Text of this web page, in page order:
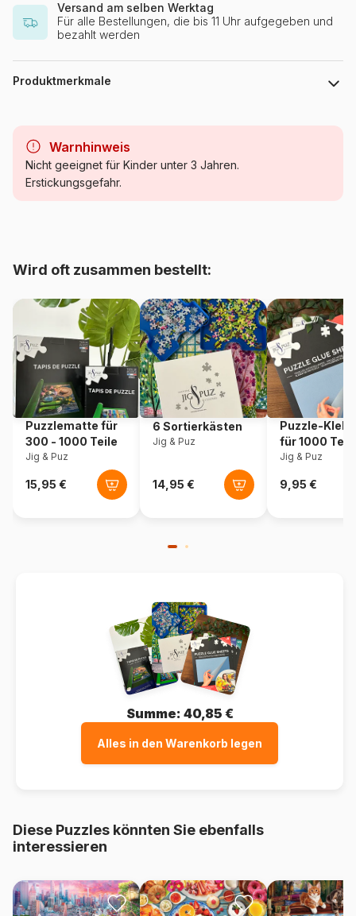
Versand am selben Werktag
Für alle Bestellungen, die bis 11 Uhr aufgegeben und
bezahlt werden
Produktmerkmale
Kategorie Puzzle - Auf dem Land
Artikelnummer Eurographics-6000-4570
EAN 628136645706
Teileanzahl 1000 Teile
Maße 67 x 49 cm
Material
Warnhinweis
Nicht geeignet für Kinder unter 3 Jahren.
Erstickungsgefahr.
Wird oft zusammen bestellt:
Puzzlematte für
300 - 1000 Teile
Jig & Puz
6 Sortierkästen
Jig & Puz
Puzzle-
für 1000
Jig & Puz
Summe: 40,85 €
Alles in den Warenkorb legen
Diese Puzzles könnten Sie ebenfalls
interessieren